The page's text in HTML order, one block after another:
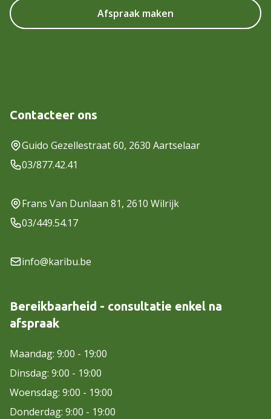
Afspraak maken
Contacteer ons
Guido Gezellestraat 60, 2630 Aartselaar
03/877.42.41
Frans Van Dunlaan 81, 2610 Wilrijk
03/449.54.17
info@karibu.be
Bereikbaarheid - consultatie enkel na
afspraak
Maandag: 9:00 - 19:00
Dinsdag: 9:00 - 19:00
Woensdag: 9:00 - 19:00
Donderdag: 9:00 - 19:00